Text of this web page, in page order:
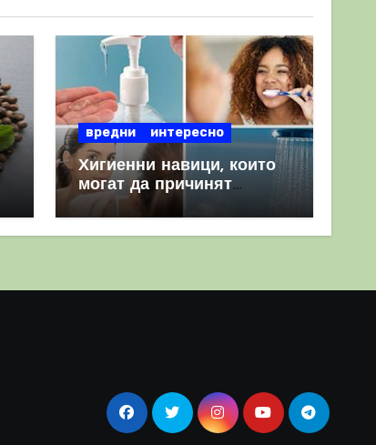
вредни интересно
Хигиенни навици, които
могат да причинят
повече вреда, отколкото
полза